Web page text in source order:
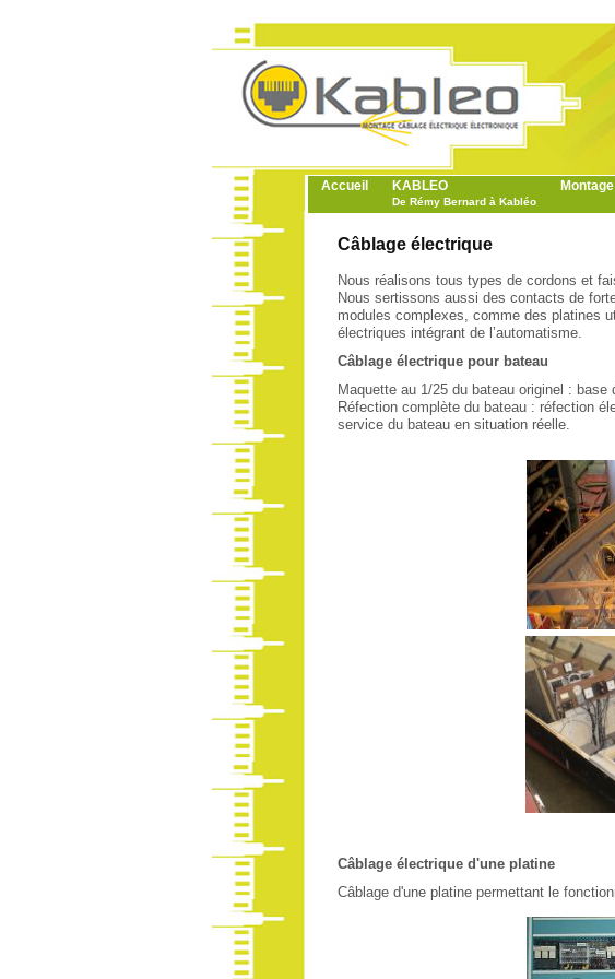
Accueil KABLEO
De Rémy Bernard à Kabléo
Câblage électrique
Nous réalisons tous types de cordons et
Nous sertissons aussi des contacts de
modules complexes, comme des platines
électriques intégrant de l’automatisme.
Câblage électrique pour bateau
Maquette au 1/25 du bateau originel :
Réfection complète du bateau : réfection
service du bateau en situation réelle.
Câblage électrique d'une platine
Câblage d'une platine permettant le